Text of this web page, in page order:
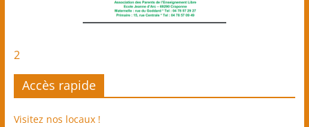
2
Accès rapide
Visitez nos locaux !